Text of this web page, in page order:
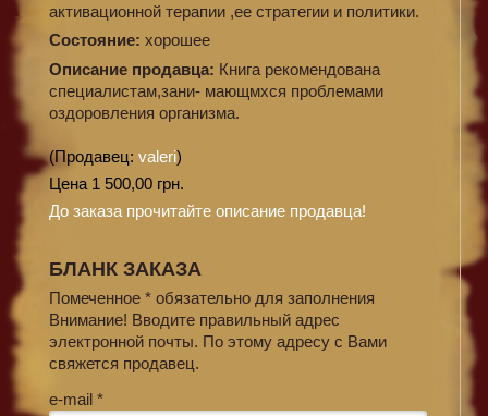
активационной терапии ,ее стратегии и политики.
Состояние: хорошее
Описание продавца: Книга рекомендована
специалистам,зани- мающмхся проблемами
оздоровления организма.
(Продавец: valeri)
Цена 1 500,00 грн.
До заказа прочитайте описание продавца!
БЛАНК ЗАКАЗА
Помеченное * обязательно для заполнения
Внимание! Вводите правильный адрес
электронной почты. По этому адресу с Вами
свяжется продавец.
e-mail *